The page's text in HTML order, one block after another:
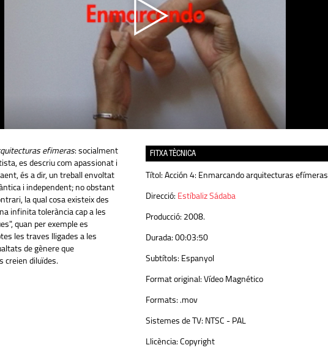
efimeras: socialment
es descriu com apassionat i
és a dir, un treball envoltat
i independent; no obstant
la qual cosa existeix des
infinita tolerància cap a les
quan per exemple es
les traves lligades a les
de gènere que
creien diluïdes.
FITXA TÈCNICA
Títol: Acción 4: Enmarcando arquitecturas efímeras
Direcció: Estíbaliz Sádaba
Producció: 2008.
Durada: 00:03:50
Subtítols: Espanyol
Format original: Vídeo Magnético
Formats: .mov
Sistemes de TV: NTSC - PAL
Llicència: Copyright